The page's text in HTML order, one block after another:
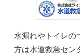
水漏れやトイレの
方は水道救急セン